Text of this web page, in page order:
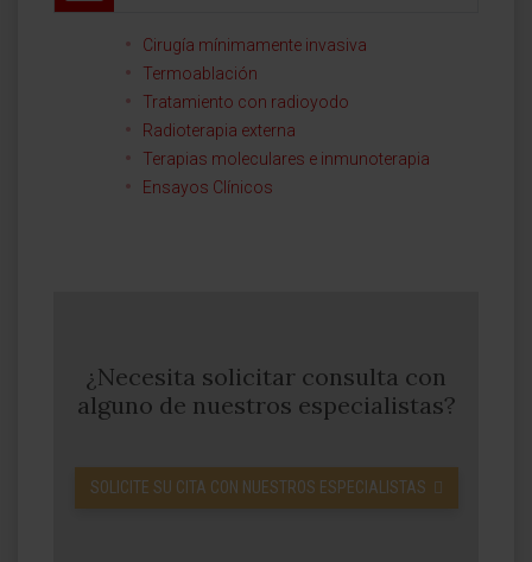
Cirugía mínimamente invasiva
Termoablación
Tratamiento con radioyodo
Radioterapia externa
Terapias moleculares e inmunoterapia
Ensayos Clínicos
¿Necesita solicitar consulta con
alguno de nuestros especialistas?
SOLICITE SU CITA CON NUESTROS ESPECIALISTAS